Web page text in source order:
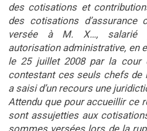
des cotisations et
des cotisations d’assurance
versée à M. X…, salarié
autorisation administrative, en
le 25 juillet 2008 par la cour
contestant ces seuls chefs de
a saisi d’un recours une
Attendu que pour accueillir ce
sont assujetties aux
sommes versées lors de la